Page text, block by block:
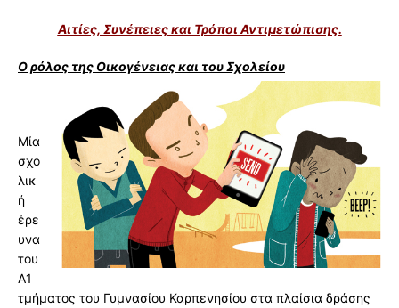
Αιτίες, Συνέπειες και Τρόποι Αντιμετώπισης.
Ο ρόλος της Οικογένειας και του Σχολείου
Μία
σχο
λικ
ή
έρε
υνα
του
Α1
τμήματος του Γυμνασίου Καρπενησίου στα πλαίσια δράσης